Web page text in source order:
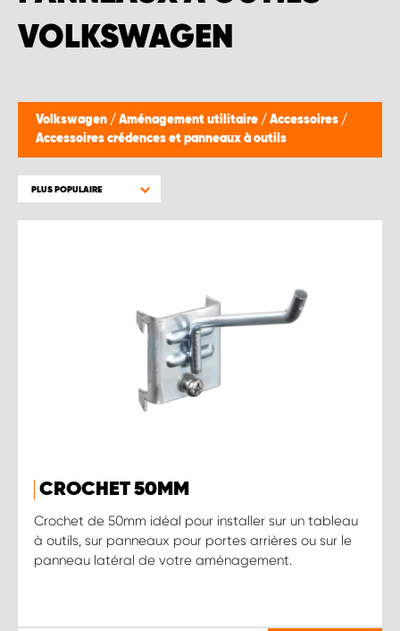
VOLKSWAGEN
Volkswagen / Aménagement utilitaire / Accessoires /
Accessoires crédences et panneaux à outils
PLUS POPULAIRE
CROCHET 50MM
Crochet de 50mm idéal pour installer sur un tableau
à outils, sur panneaux pour portes arrières ou sur le
panneau latéral de votre aménagement.